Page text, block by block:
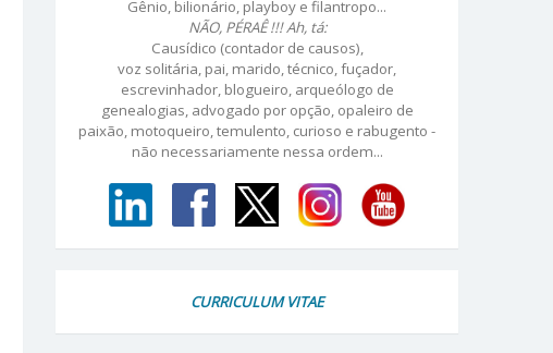
Gênio, bilionário, playboy e filantropo...
NÃO, PÉRAÊ !!! Ah, tá:
Causídico (contador de causos),
voz solitária, pai, marido, técnico, fuçador,
escrevinhador, blogueiro, arqueólogo de
genealogias, advogado por opção, opaleiro de
paixão, motoqueiro, temulento, curioso e rabugento -
não necessariamente nessa ordem...
CURRICULUM VITAE